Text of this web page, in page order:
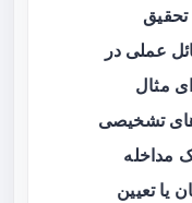
عملی در
مثال
تشخیصی
مداخله
یا تعیین